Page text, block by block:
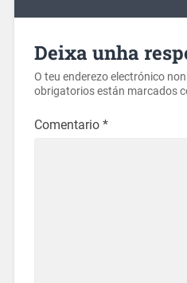
Deixa unha
O teu enderezo electrónico
obrigatorios están marcados
Comentario *